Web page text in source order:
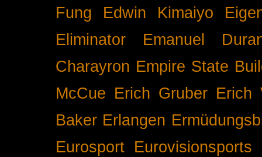
Fung
Edwin Kimaiyo
Eliminator
Emanuel
Charayron Empire State
McCue Erich Gruber Erich
Baker Erlangen
Eurosport Eurovisionsports